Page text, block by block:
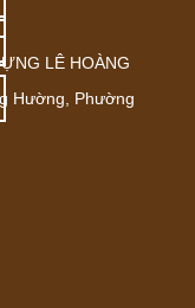
LÊ HOÀNG
Hường, Phường